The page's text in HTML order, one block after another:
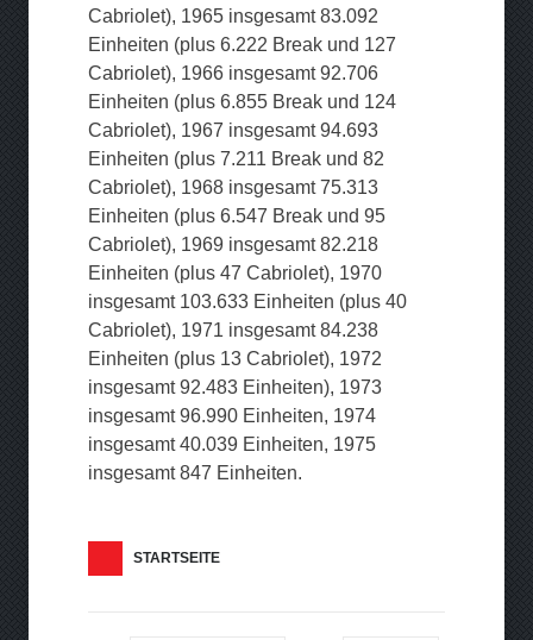
Cabriolet), 1965 insgesamt 83.092
Einheiten (plus 6.222 Break und 127
Cabriolet), 1966 insgesamt 92.706
Einheiten (plus 6.855 Break und 124
Cabriolet), 1967 insgesamt 94.693
Einheiten (plus 7.211 Break und 82
Cabriolet), 1968 insgesamt 75.313
Einheiten (plus 6.547 Break und 95
Cabriolet), 1969 insgesamt 82.218
Einheiten (plus 47 Cabriolet), 1970
insgesamt 103.633 Einheiten (plus 40
Cabriolet), 1971 insgesamt 84.238
Einheiten (plus 13 Cabriolet), 1972
insgesamt 92.483 Einheiten), 1973
insgesamt 96.990 Einheiten, 1974
insgesamt 40.039 Einheiten, 1975
insgesamt 847 Einheiten.
STARTSEITE